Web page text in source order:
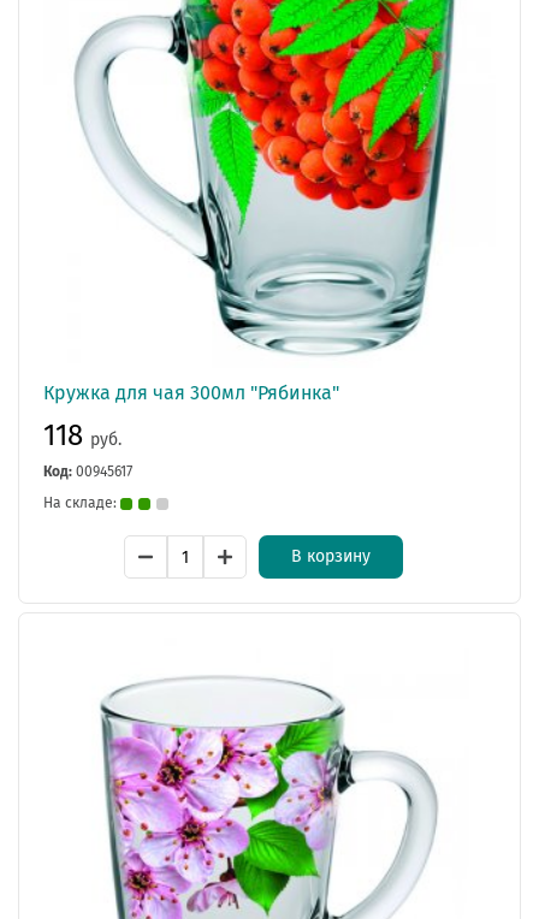
Кружка для чая 300мл "Рябинка"
118 руб.
Код: 00945617
На складе:
В корзину